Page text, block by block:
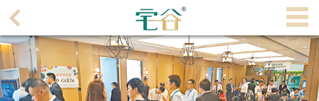
理
主
頁